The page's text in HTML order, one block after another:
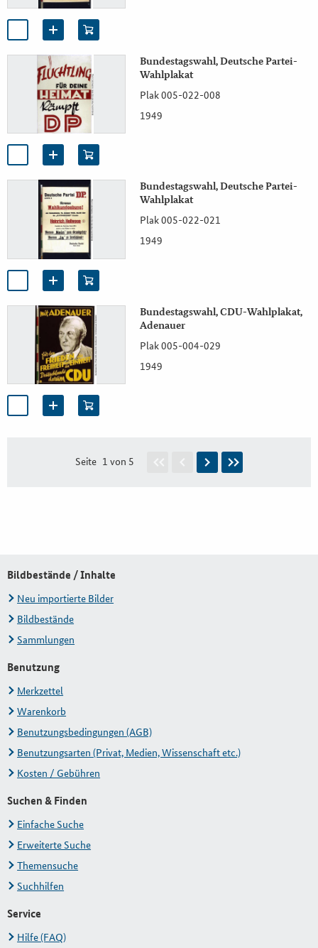
Bundestagswahl, Deutsche Partei-
Wahlplakat
Plak 005-022-008
1949
Bundestagswahl, Deutsche Partei-
Wahlplakat
Plak 005-022-021
1949
Bundestagswahl, CDU-Wahlplakat,
Adenauer
Plak 005-004-029
1949
Seite 1 von 5
Bildbestände / Inhalte
Neu importierte Bilder
Bildbestände
Sammlungen
Benutzung
Merkzettel
Warenkorb
Benutzungsbedingungen (AGB)
Benutzungsarten (Privat, Medien, Wissenschaft etc.)
Kosten / Gebühren
Suchen & Finden
Einfache Suche
Erweiterte Suche
Themensuche
Suchhilfen
Service
Hilfe (FAQ)